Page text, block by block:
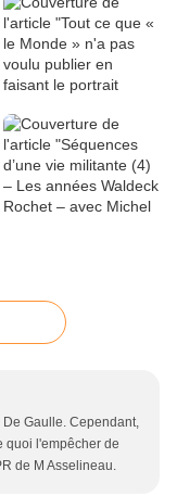
Gaulle. Cependant,
quoi l'empêcher de
de M Asselineau.